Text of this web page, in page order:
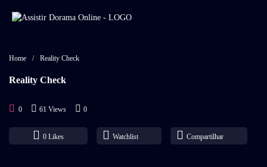
Home / Reality Check
Reality Check
0 61 Views 0
0 Likes Watchlist Compartilhar